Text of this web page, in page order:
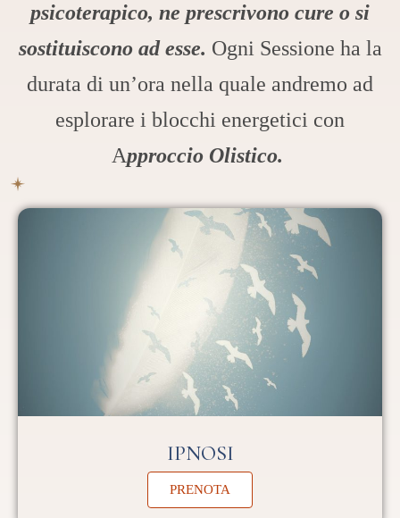
psicoterapico, ne prescrivono cure o si
sostituiscono ad esse. Ogni Sessione ha la
durata di un’ora nella quale andremo ad
esplorare i blocchi energetici con
Approccio Olistico.
IPNOSI
PRENOTA